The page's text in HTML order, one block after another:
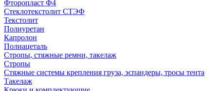
Фторопласт Ф4
Стеклотекстолит СТЭФ
Текстолит
Полиуретан
Капролон
Полиацеталь
Стропы, стяжные ремни, такелаж
Стропы
Стяжные системы крепления груза, эспандеры, тросы тента
Такелаж